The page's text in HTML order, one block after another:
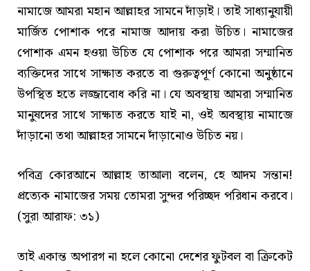
নামাজে আমরা মহান আল্লাহর সামনে দাঁড়াই। তাই সাধ্যানুযায়ী
মার্জিত পোশাক পরে নামাজ আদায় করা উচিত। নামাজের
পোশাক এমন হওয়া উচিত যে পোশাক পরে আমরা সম্মানিত
ব্যক্তিদের সাথে সাক্ষাত করতে বা গুরুত্বপূর্ণ কোনো অনুষ্ঠানে
উপস্থিত হতে লজ্জাবোধ করি না। যে অবস্থায় আমরা সম্মানিত
মানুষদের সাথে সাক্ষাত করতে যাই না, ওই অবস্থায় নামাজে
দাঁড়ানো তথা আল্লাহর সামনে দাঁড়ানোও উচিত নয়।
পবিত্র কোরআনে আল্লাহ তাআলা বলেন, হে আদম সন্তান!
প্রত্যেক নামাজের সময় তোমরা সুন্দর পরিচ্ছদ পরিধান করবে।
(সুরা আরাফ: ৩১)
তাই একান্ত অপারগ না হলে কোনো দেশের ফুটবল বা ক্রিকেট